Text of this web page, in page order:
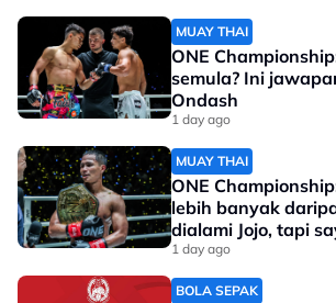
MUAY THAI
ONE
semula? Ini
Ondash
1 day ago
MUAY THAI
ONE
lebih banyak
dialami Jojo, tapi
dunia'
1 day ago
BOLA SEPAK